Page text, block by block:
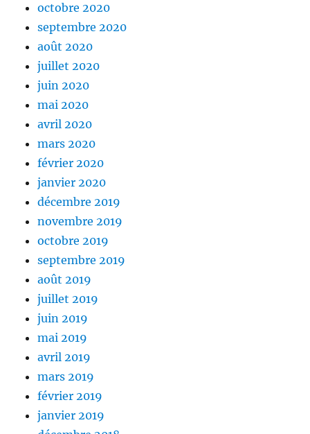
octobre 2020
septembre 2020
août 2020
juillet 2020
juin 2020
mai 2020
avril 2020
mars 2020
février 2020
janvier 2020
décembre 2019
novembre 2019
octobre 2019
septembre 2019
août 2019
juillet 2019
juin 2019
mai 2019
avril 2019
mars 2019
février 2019
janvier 2019